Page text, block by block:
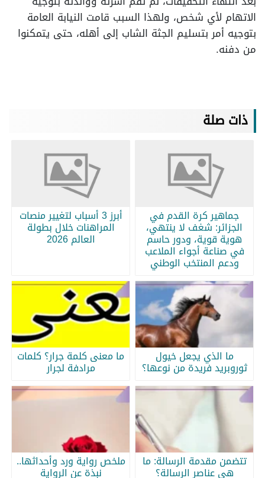
الاتهام لأي شخص، ولهذا السبب قامت النيابة العامة
بتوجيه أمر بتسليم الجثة الشاب إلى أهله، حتى يتمكنوا
من دفنه.
ذات صلة
جماهير كرة القدم في
الجزائر: شغف لا ينتهي،
هوية قوية، ودور حاسم
في صناعة أجواء الملاعب
ودعم المنتخب الوطني
أبرز 3 أسباب لتغيير منصات
المراهنات خلال بطولة
العالم 2026
ما الذي يجعل خيول
ثوروبريد فريدة من نوعها؟
ما معنى كلمة جرار؟ كلمات
مرادفة لجرار
تتضمن مقدمة الرسالة: ما
هي عناصر الرسالة؟
ملخص رواية ورد وأحداثها..
نبذة عن الرواية